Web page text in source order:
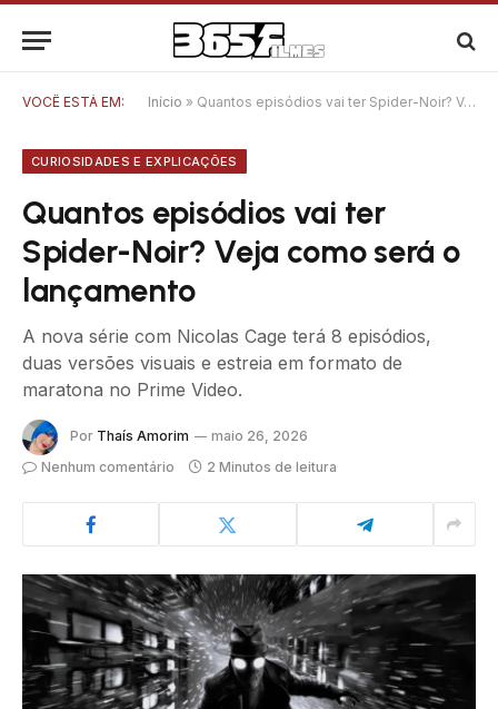
VOCÊ ESTÁ EM: Início » Quantos episódios vai ter Spider-Noir? Veja como será o lançamento
CURIOSIDADES E EXPLICAÇÕES
Quantos episódios vai ter
Spider-Noir? Veja como será o
lançamento
A nova série com Nicolas Cage terá 8 episódios,
duas versões visuais e estreia em formato de
maratona no Prime Video.
Por Thaís Amorim
maio 26, 2026
Nenhum comentário
2 Minutos de leitura